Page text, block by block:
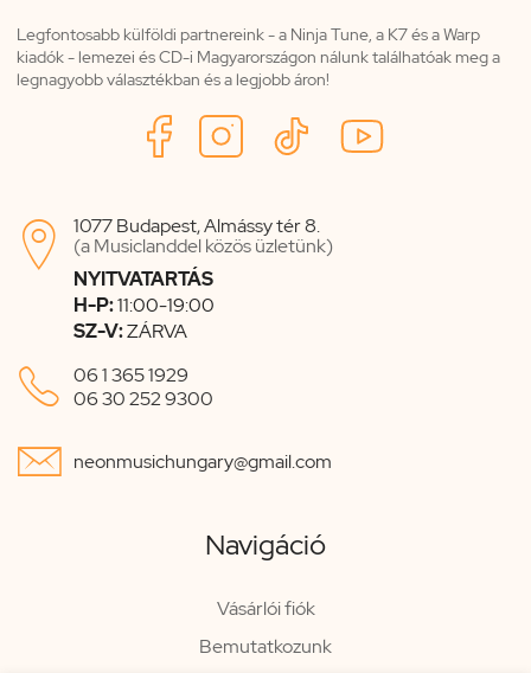
Legfontosabb külföldi partnereink - a Ninja Tune, a K7 és a Warp
kiadók - lemezei és CD-i Magyarországon nálunk találhatóak meg a
legnagyobb választékban és a legjobb áron!

1077 Budapest, Almássy tér 8.
(a Musiclanddel közös üzletünk)
NYITVATARTÁS
H-P:11:00-19:00
SZ-V:ZÁRVA
 06 1 365 1929
06 30 252 9300
 neonmusichungary@gmail.com
Navigáció
Vásárlói fiók
Bemutatkozunk